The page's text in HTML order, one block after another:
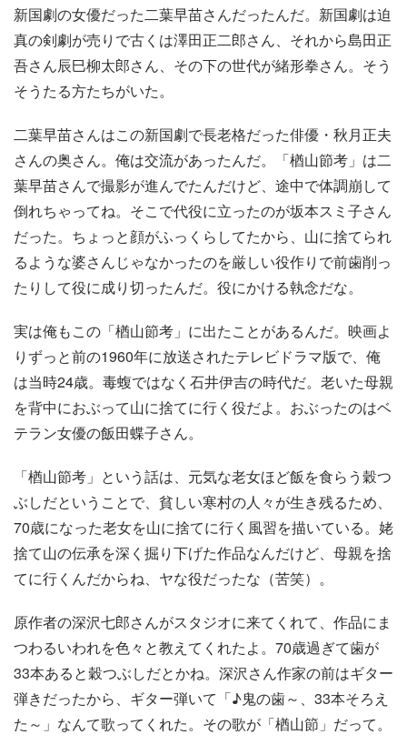
新国劇の女優だった二葉早苗さんだったんだ。新国劇は迫
真の剣劇が売りで古くは澤田正二郎さん、それから島田正
吾さん辰巳柳太郎さん、その下の世代が緒形拳さん。そう
そうたる方たちがいた。
二葉早苗さんはこの新国劇で長老格だった俳優・秋月正夫
さんの奥さん。俺は交流があったんだ。「楢山節考」は二
葉早苗さんで撮影が進んでたんだけど、途中で体調崩して
倒れちゃってね。そこで代役に立ったのが坂本スミ子さん
だった。ちょっと顔がふっくらしてたから、山に捨てられ
るような婆さんじゃなかったのを厳しい役作りで前歯削っ
たりして役に成り切ったんだ。役にかける執念だな。
実は俺もこの「楢山節考」に出たことがあるんだ。映画よ
りずっと前の1960年に放送されたテレビドラマ版で、俺
は当時24歳。毒蝮ではなく石井伊吉の時代だ。老いた母親
を背中におぶって山に捨てに行く役だよ。おぶったのはベ
テラン女優の飯田蝶子さん。
「楢山節考」という話は、元気な老女ほど飯を食らう穀つ
ぶしだということで、貧しい寒村の人々が生き残るため、
70歳になった老女を山に捨てに行く風習を描いている。姥
捨て山の伝承を深く掘り下げた作品なんだけど、母親を捨
てに行くんだからね、ヤな役だったな（苦笑）。
原作者の深沢七郎さんがスタジオに来てくれて、作品にま
つわるいわれを色々と教えてくれたよ。70歳過ぎて歯が
33本あると穀つぶしだとかね。深沢さん作家の前はギター
弾きだったから、ギター弾いて「♪鬼の歯～、33本そろえ
た～」なんて歌ってくれた。その歌が「楢山節」だって。